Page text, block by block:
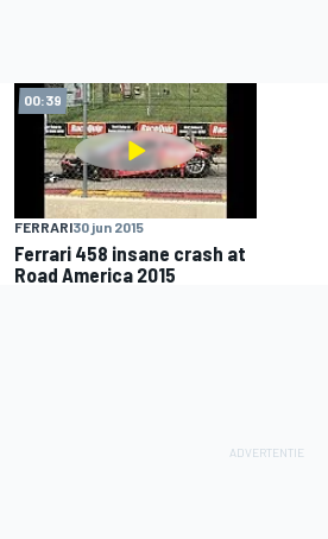
00:39
FERRARI30 jun 2015
Ferrari 458 insane crash at
Road America 2015